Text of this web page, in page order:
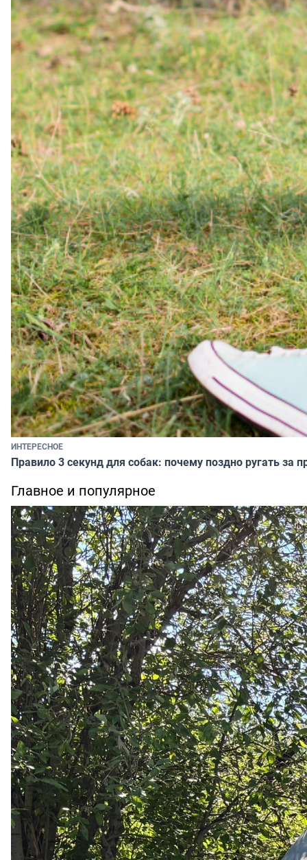
ИНТЕРЕСНОЕ
Правило 3 секунд для собак: почему поздно ругать за
Главное и популярное